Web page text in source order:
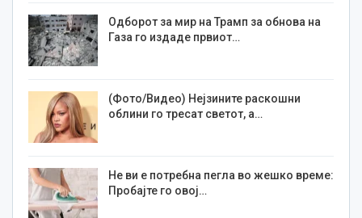
Одборот за мир на Трамп за обнова на
Газа го издаде првиот…
(Фото/Видео) Нејзините раскошни
облини го тресат светот, а…
Не ви е потребна пегла во жешко време:
Пробајте го овој…